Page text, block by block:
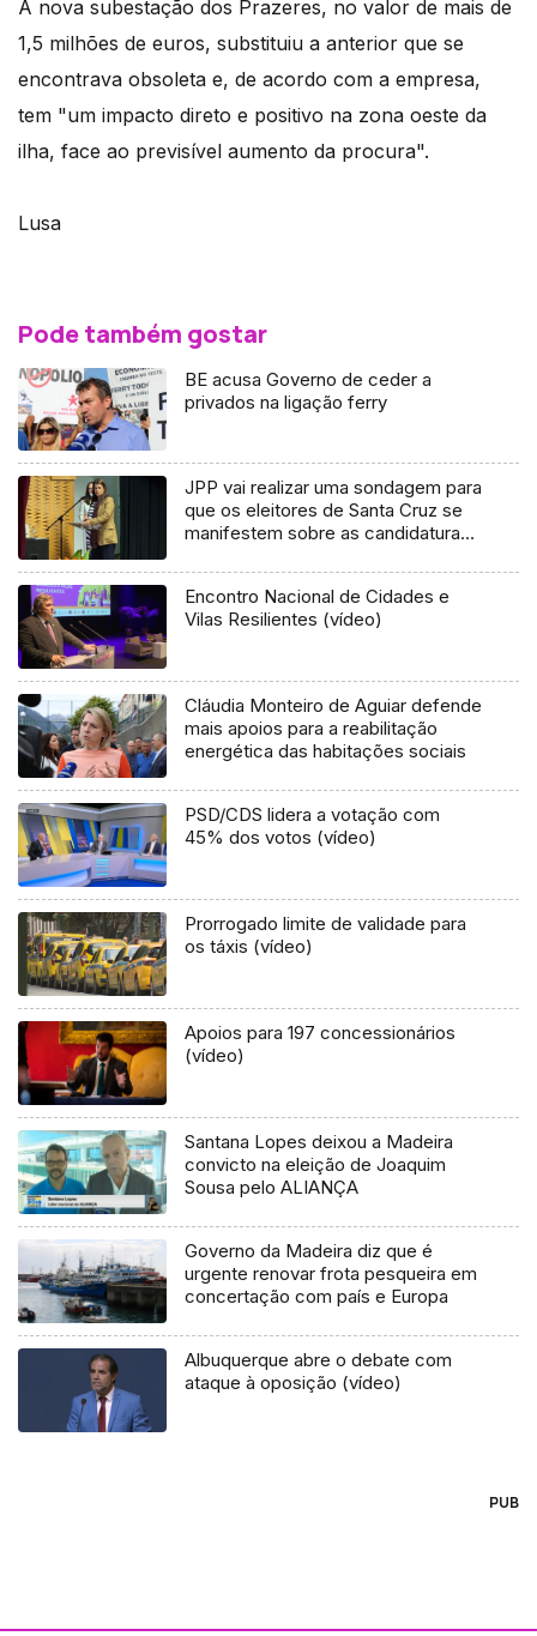
A nova subestação dos Prazeres, no valor de mais de
1,5 milhões de euros, substituiu a anterior que se
encontrava obsoleta e, de acordo com a empresa,
tem "um impacto direto e positivo na zona oeste da
ilha, face ao previsível aumento da procura".
Lusa
Pode também gostar
BE acusa Governo de ceder a
privados na ligação ferry
JPP vai realizar uma sondagem para
que os eleitores de Santa Cruz se
manifestem sobre as candidaturas
Encontro Nacional de Cidades e
Vilas Resilientes (vídeo)
Cláudia Monteiro de Aguiar defende
mais apoios para a reabilitação
energética das habitações sociais
PSD/CDS lidera a votação com
45% dos votos (vídeo)
Prorrogado limite de validade para
os táxis (vídeo)
Apoios para 197 concessionários
(vídeo)
Santana Lopes deixou a Madeira
convicto na eleição de Joaquim
Sousa pelo ALIANÇA
Governo da Madeira diz que é
urgente renovar frota pesqueira em
concertação com país e Europa
Albuquerque abre o debate com
ataque à oposição (vídeo)
PUB